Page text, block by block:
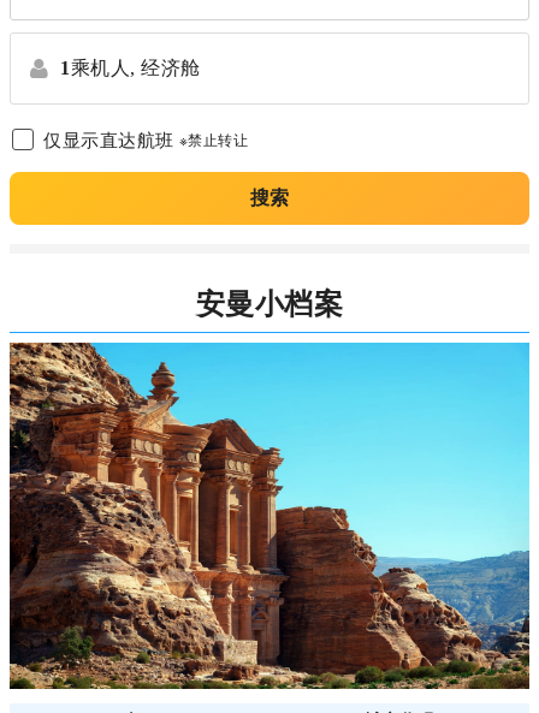
1乘机人, 经济舱
仅显示直达航班 ※禁止转让
搜索
安曼小档案